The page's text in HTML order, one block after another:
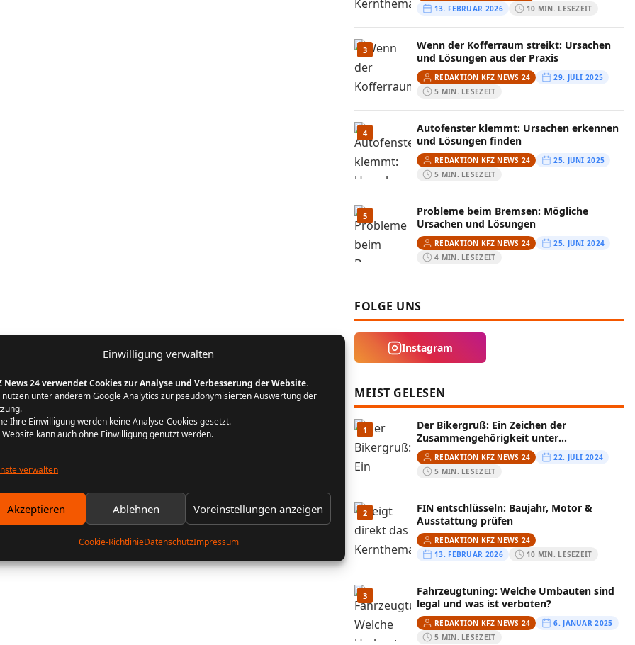
Einwilligung verwalten
News 24 verwendet Cookies zur Analyse und Verbesserung der Website.
nutzen unter anderem Google Analytics zur pseudonymisierten Auswertung der
Ihre Einwilligung werden keine Analyse-Cookies gesetzt.
Website kann auch ohne Einwilligung genutzt werden.
verwalten
Akzeptieren Ablehnen Voreinstellungen anzeigen
Cookie-RichtlinieDatenschutzImpressum
13. FEBRUAR 2026
10 MIN. LESEZEIT
3
Wenn der Kofferraum streikt: Ursachen
und Lösungen aus der Praxis
REDAKTION KFZ NEWS 24
29. JULI 2025
5 MIN. LESEZEIT
4
Autofenster klemmt: Ursachen erkennen
und Lösungen finden
REDAKTION KFZ NEWS 24
25. JUNI 2025
5 MIN. LESEZEIT
5
Probleme beim Bremsen: Mögliche
Ursachen und Lösungen
REDAKTION KFZ NEWS 24
25. JUNI 2024
4 MIN. LESEZEIT
FOLGE UNS
Instagram
MEIST GELESEN
1
Der Bikergruß: Ein Zeichen der
Zusammengehörigkeit unter
Motorradfahrern
REDAKTION KFZ NEWS 24
22. JULI 2024
5 MIN. LESEZEIT
2
FIN entschlüsseln: Baujahr, Motor &
Ausstattung prüfen
REDAKTION KFZ NEWS 24
13. FEBRUAR 2026
10 MIN. LESEZEIT
3
Fahrzeugtuning: Welche Umbauten sind
legal und was ist verboten?
REDAKTION KFZ NEWS 24
6. JANUAR 2025
5 MIN. LESEZEIT